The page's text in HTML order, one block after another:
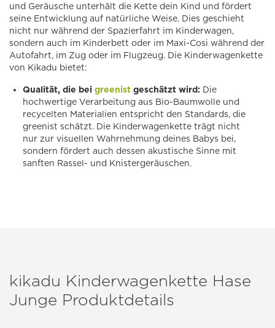
und Geräusche unterhält die Kette dein Kind und fördert
seine Entwicklung auf natürliche Weise. Dies geschieht
nicht nur während der Spazierfahrt im Kinderwagen,
sondern auch im Kinderbett oder im Maxi-Cosi während der
Autofahrt, im Zug oder im Flugzeug. Die Kinderwagenkette
von Kikadu bietet:
Qualität, die bei greenist geschätzt wird: Die
hochwertige Verarbeitung aus Bio-Baumwolle und
recycelten Materialien entspricht den Standards, die
greenist schätzt. Die Kinderwagenkette trägt nicht
nur zur visuellen Wahrnehmung deines Babys bei,
sondern fördert auch dessen akustische Sinne mit
sanften Rassel- und Knistergeräuschen.
kikadu Kinderwagenkette Hase
Junge Produktdetails